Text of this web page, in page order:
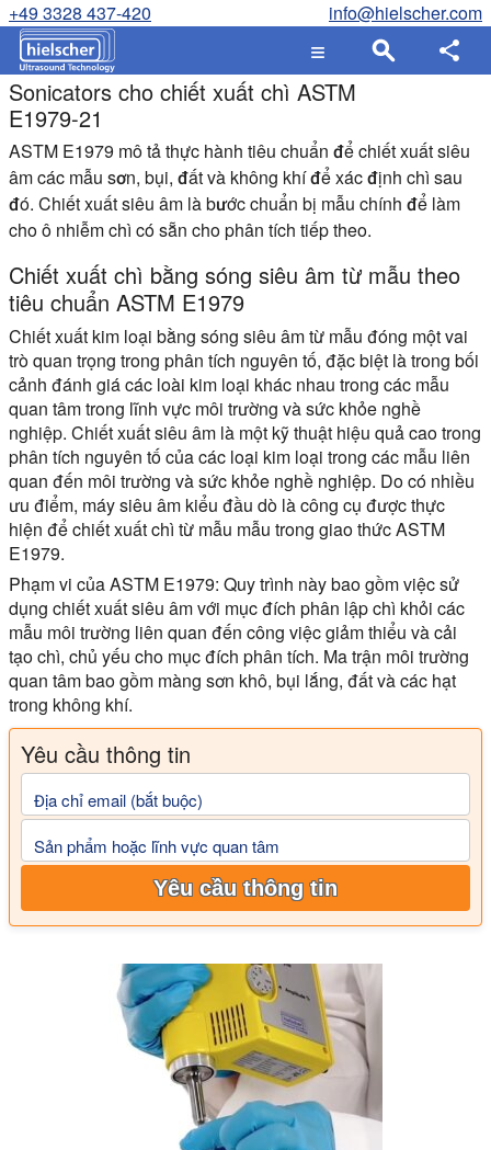
+49 3328 437-420 info@hielscher.com
Sonicators cho chiết xuất chì ASTM
E1979-21
ASTM E1979 mô tả thực hành tiêu chuẩn để chiết xuất siêu
âm các mẫu sơn, bụi, đất và không khí để xác định chì sau
đó. Chiết xuất siêu âm là bước chuẩn bị mẫu chính để làm
cho ô nhiễm chì có sẵn cho phân tích tiếp theo.
Chiết xuất chì bằng sóng siêu âm từ mẫu theo
tiêu chuẩn ASTM E1979
Chiết xuất kim loại bằng sóng siêu âm từ mẫu đóng một vai
trò quan trọng trong phân tích nguyên tố, đặc biệt là trong bối
cảnh đánh giá các loài kim loại khác nhau trong các mẫu
quan tâm trong lĩnh vực môi trường và sức khỏe nghề
nghiệp. Chiết xuất siêu âm là một kỹ thuật hiệu quả cao trong
phân tích nguyên tố của các loại kim loại trong các mẫu liên
quan đến môi trường và sức khỏe nghề nghiệp. Do có nhiều
ưu điểm, máy siêu âm kiểu đầu dò là công cụ được thực
hiện để chiết xuất chì từ mẫu mẫu trong giao thức ASTM
E1979.
Phạm vi của ASTM E1979: Quy trình này bao gồm việc sử
dụng chiết xuất siêu âm với mục đích phân lập chì khỏi các
mẫu môi trường liên quan đến công việc giảm thiểu và cải
tạo chì, chủ yếu cho mục đích phân tích. Ma trận môi trường
quan tâm bao gồm màng sơn khô, bụi lắng, đất và các hạt
trong không khí.
Yêu cầu thông tin
Địa chỉ email (bắt buộc)
Sản phẩm hoặc lĩnh vực quan tâm
Yêu cầu thông tin